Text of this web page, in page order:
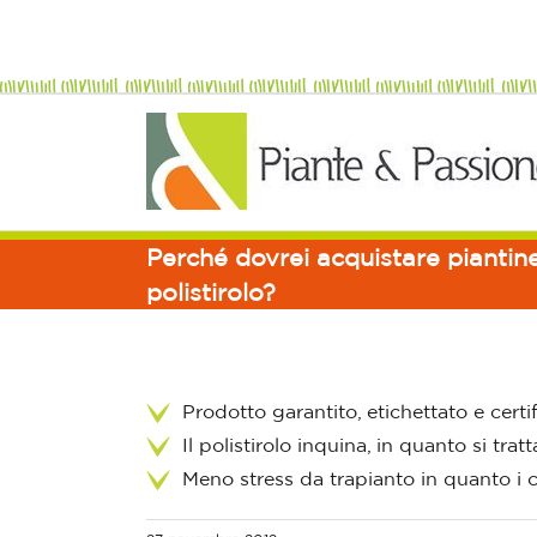
Perché dovrei acquistare
polistirolo?
Prodotto garantito, etichettato e
Il polistirolo inquina, in quanto si
Meno stress da trapianto in quanto i